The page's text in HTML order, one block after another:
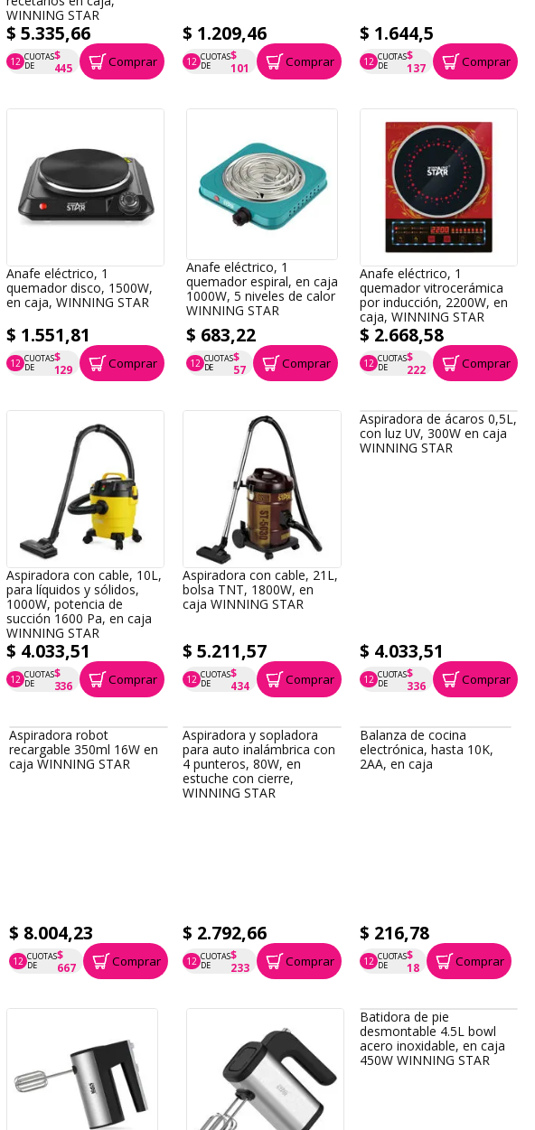
WINNING STAR
$ 5.335,66
12 CUOTAS
DE
$
445
P.T.F. $ 5.336 Comprar
$ 1.209,46
12 CUOTAS
DE
$
101
P.T.F. $ 1.209 Comprar
$ 1.644,5
12 CUOTAS
DE
$
137
P.T.F. $ 1.645 Comprar
Anafe eléctrico, 1
quemador disco, 1500W,
en caja, WINNING STAR
$ 1.551,81
12 CUOTAS
DE
$
129
P.T.F. $ 1.552 Comprar
Anafe eléctrico, 1
quemador espiral, en caja
1000W, 5 niveles de calor
WINNING STAR
$ 683,22
12 CUOTAS
DE
$
57
P.T.F. $ 683 Comprar
Anafe eléctrico, 1
quemador vitrocerámica
por inducción, 2200W, en
caja, WINNING STAR
$ 2.668,58
12 CUOTAS
DE
$
222
P.T.F. $ 2.669 Comprar
Aspiradora con cable, 10L,
para líquidos y sólidos,
1000W, potencia de
succión 1600 Pa, en caja
WINNING STAR
$ 4.033,51
12 CUOTAS
DE
$
336
P.T.F. $ 4.034 Comprar
Aspiradora con cable, 21L,
bolsa TNT, 1800W, en
caja WINNING STAR
$ 5.211,57
12 CUOTAS
DE
$
434
P.T.F. $ 5.212 Comprar
Aspiradora de ácaros 0,5L,
con luz UV, 300W en caja
WINNING STAR
$ 4.033,51
12 CUOTAS
DE
$
336
P.T.F. $ 4.034 Comprar
Aspiradora robot
recargable 350ml 16W en
caja WINNING STAR
$ 8.004,23
12 CUOTAS
DE
$
667
P.T.F. $ 8.004 Comprar
Aspiradora y sopladora
para auto inalámbrica con
4 punteros, 80W, en
estuche con cierre,
WINNING STAR
$ 2.792,66
12 CUOTAS
DE
$
233
P.T.F. $ 2.793 Comprar
Balanza de cocina
electrónica, hasta 10K,
2AA, en caja
$ 216,78
12 CUOTAS
DE
$
18
P.T.F. $ 217 Comprar
Batidora de pie
desmontable 4.5L bowl
acero inoxidable, en caja
450W WINNING STAR